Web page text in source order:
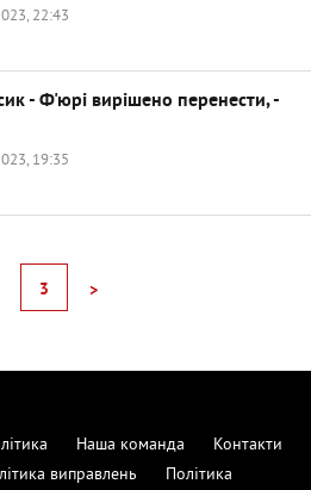
22:43
- Ф'юрі вирішено перенести, -
19:35
3 >
Наша команда
Контакти
виправлень
Політика